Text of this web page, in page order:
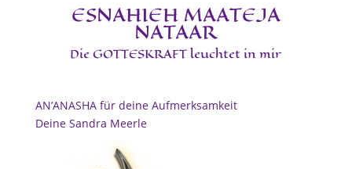
ESNAHIEH MAATEJA
NATAAR
Die GOTTESKRAFT leuchtet in mir
AN’ANASHA für deine Aufmerksamkeit
Deine Sandra Meerle